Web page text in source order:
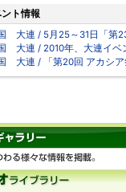
ト情報
大連 / 5月25～31日「第
大連 / 2010年、大連イベ
大連 / 「第20回 アカシア